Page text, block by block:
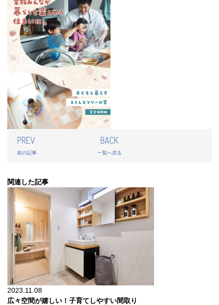
PREV
前の記事
BACK
一覧へ戻る
関連した記事
2023.11.08
広々空間が嬉しい！子育てしやすい間取り